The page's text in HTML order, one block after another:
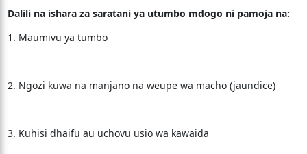
Dalili na ishara za saratani ya utumbo mdogo ni pamoja na:
1. Maumivu ya tumbo
2. Ngozi kuwa na manjano na weupe wa macho (jaundice)
3. Kuhisi dhaifu au uchovu usio wa kawaida